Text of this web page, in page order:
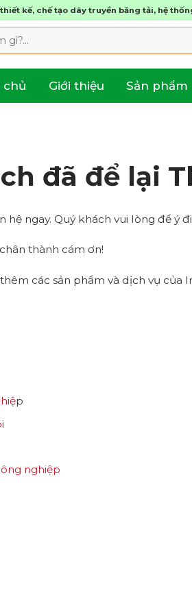
kế, chế tạo dây truyền băng tải, hệ
chủ Giới thiệu Sản phẩm
đã để lại
hệ ngay. Quý khách vui lòng để ý
thành cám ơn!
các sản phẩm và dịch vụ của
p
nghiệp